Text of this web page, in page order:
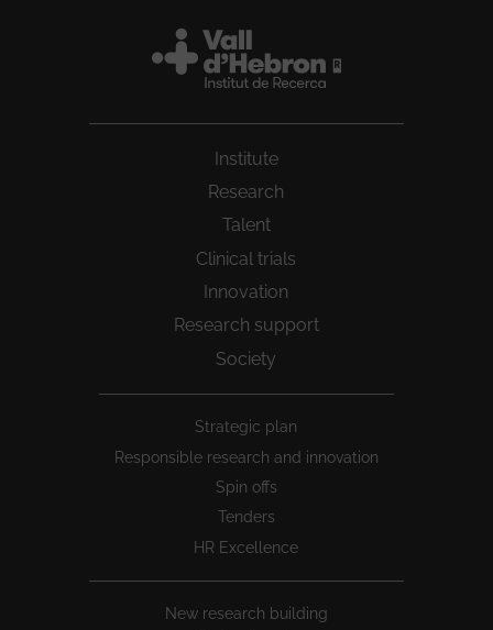
Institute
Research
Talent
Clinical trials
Innovation
Research support
Society
Strategic plan
Responsible research and innovation
Spin offs
Tenders
HR Excellence
New research building